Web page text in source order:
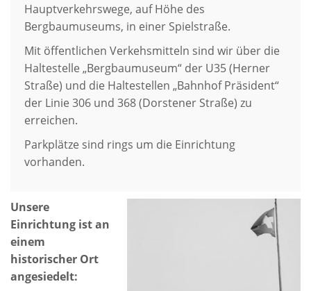
Hauptverkehrswege, auf Höhe des
Bergbaumuseums, in einer Spielstraße.
Mit öffentlichen Verkehsmitteln sind wir über die
Haltestelle „Bergbaumuseum“ der U35 (Herner
Straße) und die Haltestellen „Bahnhof Präsident“
der Linie 306 und 368 (Dorstener Straße) zu
erreichen.
Parkplätze sind rings um die Einrichtung
vorhanden.
Unsere
Einrichtung ist an
einem
historischer Ort
angesiedelt: